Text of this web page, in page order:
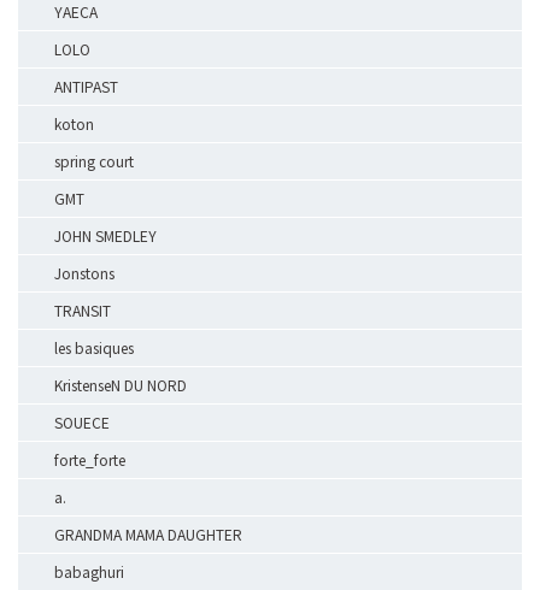
YAECA
LOLO
ANTIPAST
koton
spring court
GMT
JOHN SMEDLEY
Jonstons
TRANSIT
les basiques
KristenseN DU NORD
SOUECE
forte_forte
a.
GRANDMA MAMA DAUGHTER
babaghuri